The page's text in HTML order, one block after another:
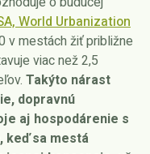
World Urbanization
v mestách žiť približne
viac než 2,5
Takýto nárast
dopravnú
aj hospodárenie s
keď sa mestá